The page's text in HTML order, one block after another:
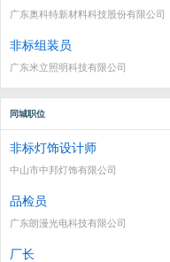
广东奥科特新材料科技股份有限公司
非标组装员
广东米立照明科技有限公司
同城职位
非标灯饰设计师
中山市中邦灯饰有限公司
品检员
广东朗漫光电科技有限公司
厂长